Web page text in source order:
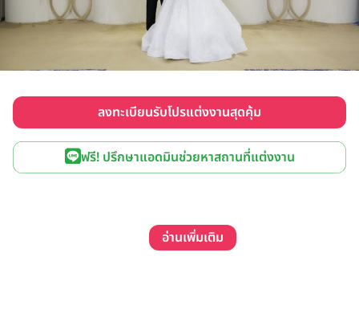
ลงทะเบียนรับโปรแต่งงานสุดคุ้ม
ฟรี! ปรึกษาแอดมินช่วยหาสถานที่แต่งงาน
อ่านเพิ่มเติม